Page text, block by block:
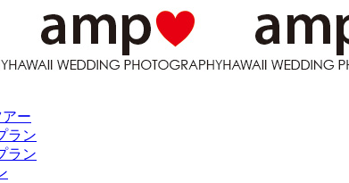
ー
ラン
ラン